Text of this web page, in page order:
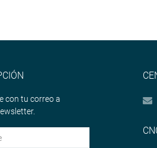
con tu correo a